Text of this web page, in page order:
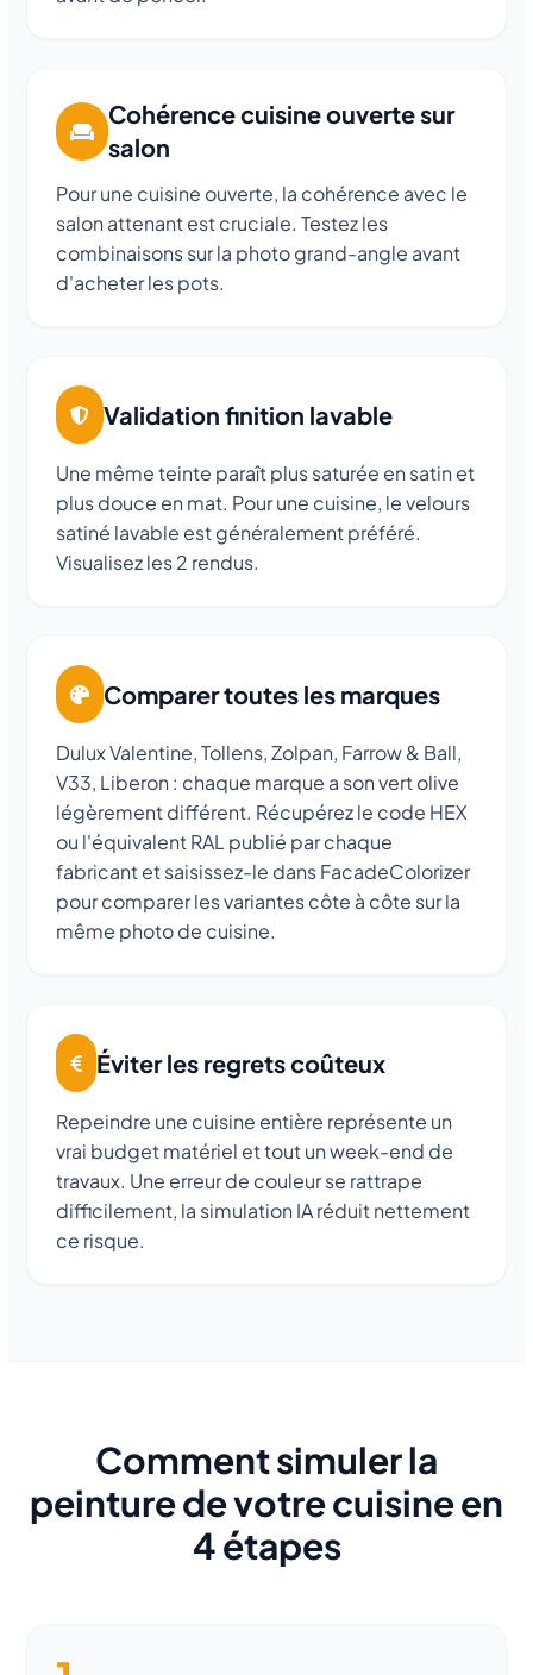
Cohérence cuisine ouverte sur
salon
Pour une cuisine ouverte, la cohérence avec le
salon attenant est cruciale. Testez les
combinaisons sur la photo grand-angle avant
d'acheter les pots.
Validation finition lavable
Une même teinte paraît plus saturée en satin et
plus douce en mat. Pour une cuisine, le velours
satiné lavable est généralement préféré.
Visualisez les 2 rendus.
Comparer toutes les marques
Dulux Valentine, Tollens, Zolpan, Farrow & Ball,
V33, Liberon : chaque marque a son vert olive
légèrement différent. Récupérez le code HEX
ou l'équivalent RAL publié par chaque
fabricant et saisissez-le dans FacadeColorizer
pour comparer les variantes côte à côte sur la
même photo de cuisine.
Éviter les regrets coûteux
Repeindre une cuisine entière représente un
vrai budget matériel et tout un week-end de
travaux. Une erreur de couleur se rattrape
difficilement, la simulation IA réduit nettement
ce risque.
Comment simuler la
peinture de votre cuisine en
4 étapes